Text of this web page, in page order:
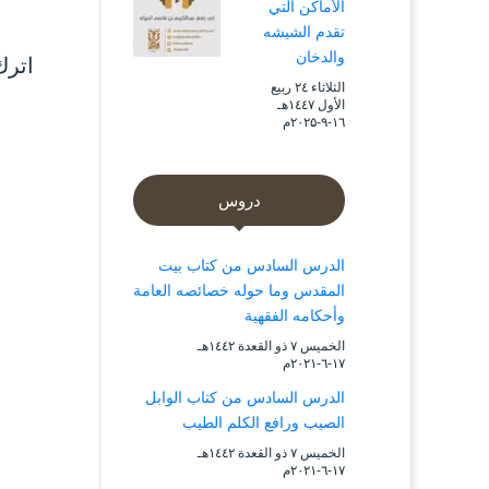
الأماكن التي
تقدم الشيشه
والدخان
الثلاثاء ۲٤ ربيع
الأول ۱٤٤۷هـ
۱٦-۹-۲۰۲۵م
دروس
الدرس السادس من كتاب بيت
المقدس وما حوله خصائصه العامة
وأحكامه الفقهية
الخميس ۷ ذو القعدة ۱٤٤۲هـ
۱۷-٦-۲۰۲۱م
الدرس السادس من كتاب الوابل
الصيب ورافع الكلم الطيب
الخميس ۷ ذو القعدة ۱٤٤۲هـ
۱۷-٦-۲۰۲۱م